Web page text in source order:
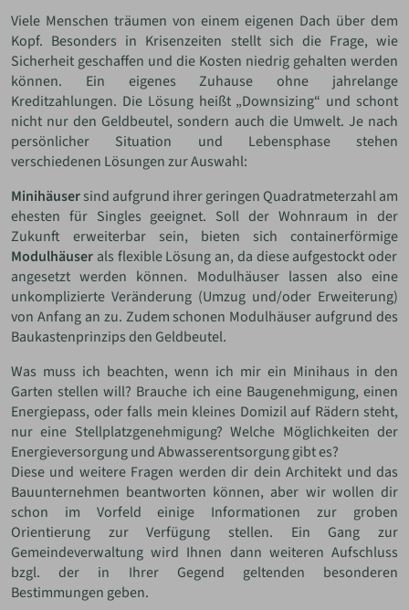
Viele Menschen träumen von einem eigenen Dach über dem
Kopf. Besonders in Krisenzeiten stellt sich die Frage, wie
Sicherheit geschaffen und die Kosten niedrig gehalten werden
können. Ein eigenes Zuhause ohne jahrelange
Kreditzahlungen. Die Lösung heißt „Downsizing“ und schont
nicht nur den Geldbeutel, sondern auch die Umwelt. Je nach
persönlicher Situation und Lebensphase stehen
verschiedenen Lösungen zur Auswahl:
Minihäusersind aufgrund ihrer geringen Quadratmeterzahl am
ehesten für Singles geeignet. Soll der Wohnraum in der
Zukunft erweiterbar sein, bieten sich containerförmige
Modulhäuser als flexible Lösung an, da diese aufgestockt oder
angesetzt werden können. Modulhäuser lassen also eine
unkomplizierte Veränderung (Umzug und/oder Erweiterung)
von Anfang an zu. Zudem schonen Modulhäuser aufgrund des
Baukastenprinzips den Geldbeutel.
Was muss ich beachten, wenn ich mir ein Minihaus in den
Garten stellen will? Brauche ich eine Baugenehmigung, einen
Energiepass, oder falls mein kleines Domizil auf Rädern steht,
nur eine Stellplatzgenehmigung? Welche Möglichkeiten der
Energieversorgung und Abwasserentsorgung gibt es?
Diese und weitere Fragen werden dir dein Architekt und das
Bauunternehmen beantworten können, aber wir wollen dir
schon im Vorfeld einige Informationen zur groben
Orientierung zur Verfügung stellen. Ein Gang zur
Gemeindeverwaltung wird Ihnen dann weiteren Aufschluss
bzgl. der in Ihrer Gegend geltenden besonderen
Bestimmungen geben.